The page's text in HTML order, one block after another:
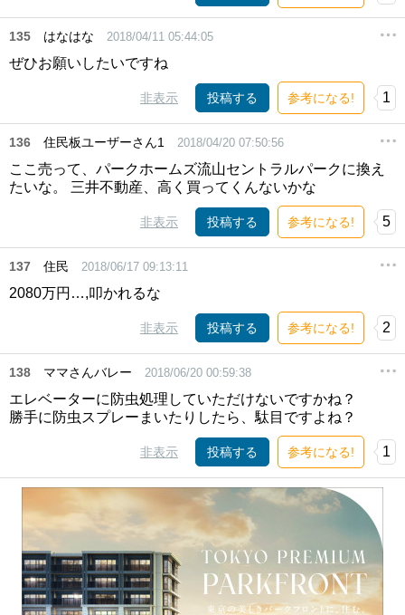
135 はなはな 2018/04/11 05:44:05
ぜひお願いしたいですね
非表示 投稿する 参考になる! 1
136 住民板ユーザーさん1 2018/04/20 07:50:56
ここ売って、パークホームズ流山セントラルパークに換え
たいな。 三井不動産、高く買ってくんないかな
非表示 投稿する 参考になる! 5
137 住民 2018/06/17 09:13:11
2080万円…,叩かれるな
非表示 投稿する 参考になる! 2
138 ママさんバレー 2018/06/20 00:59:38
エレベーターに防虫処理していただけないですかね？
勝手に防虫スプレーまいたりしたら、駄目ですよね？
非表示 投稿する 参考になる! 1